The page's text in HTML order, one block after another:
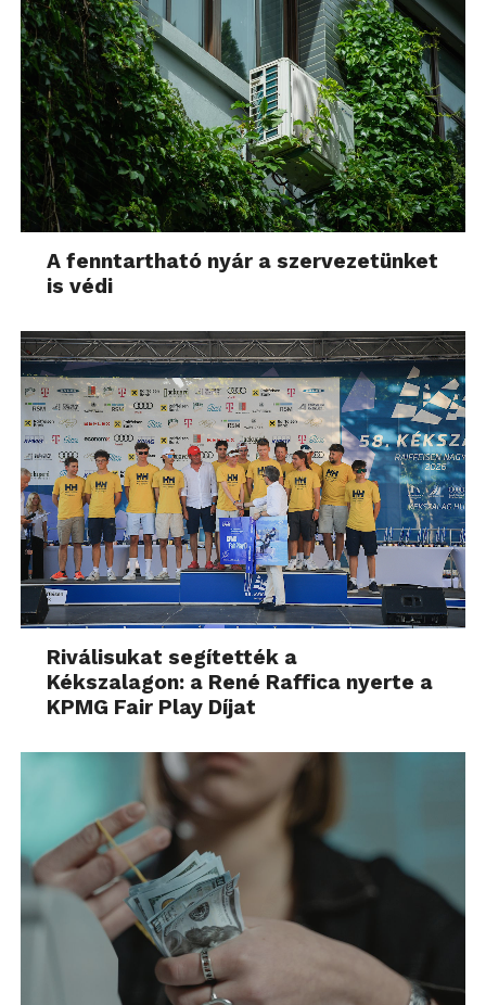
A fenntartható nyár a szervezetünket
is védi
Riválisukat segítették a
Kékszalagon: a René Raffica nyerte a
KPMG Fair Play Díjat